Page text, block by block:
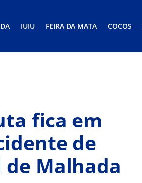
IUIU FEIRA DA MATA COCOS
fica em
de
Malhada